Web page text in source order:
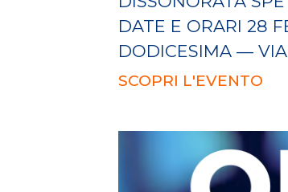
DATE E ORARI 28
DODICESIMA —
SCOPRI L'EVENTO